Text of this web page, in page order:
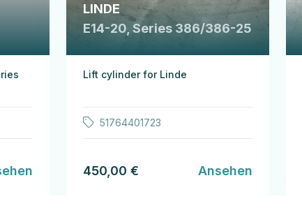
LINDE
E14-20, Series 386/386-25
Lift cylinder for Linde
51764401723
450,00 € Ansehen